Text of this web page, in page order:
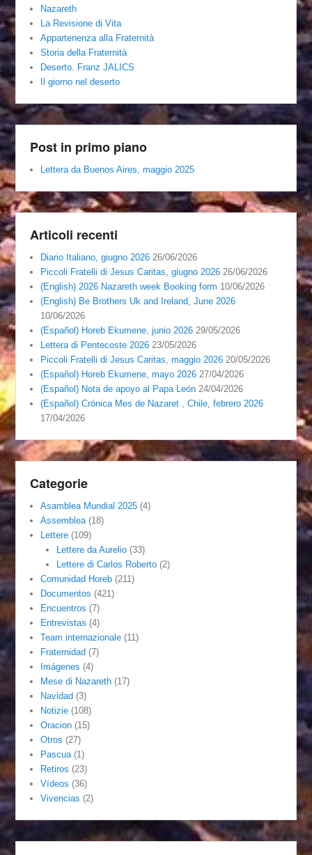
Nazareth
La Revisione di Vita
Appartenenza alla Fraternità
Storia della Fraternità
Deserto. Franz JALICS
Il giorno nel deserto
Post in primo piano
Lettera da Buenos Aires, maggio 2025
Articoli recenti
Diario Italiano, giugno 2026 26/06/2026
Piccoli Fratelli di Jesus Caritas, giugno 2026 26/06/2026
(English) 2026 Nazareth week Booking form 10/06/2026
(English) Be Brothers Uk and Ireland, June 2026
10/06/2026
(Español) Horeb Ekumene, junio 2026 29/05/2026
Lettera di Pentecoste 2026 23/05/2026
Piccoli Fratelli di Jesus Caritas, maggio 2026 20/05/2026
(Español) Horeb Ekumene, mayo 2026 27/04/2026
(Español) Nota de apoyo al Papa León 24/04/2026
(Español) Crónica Mes de Nazaret , Chile, febrero 2026
17/04/2026
Categorie
Asamblea Mundial 2025 (4)
Assemblea (18)
Lettere (109)
Lettere da Aurelio(33)
Lettere di Carlos Roberto(2)
Comunidad Horeb (211)
Documentos (421)
Encuentros (7)
Entrevistas (4)
Team internazionale (11)
Fraternidad (7)
Imágenes (4)
Mese di Nazareth (17)
Navidad (3)
Notizie (108)
Oracion (15)
Otros (27)
Pascua (1)
Retiros (23)
Vídeos (36)
Vivencias (2)